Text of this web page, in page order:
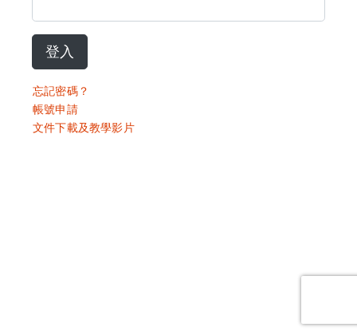
登入
忘記密碼？
帳號申請
文件下載及教學影片